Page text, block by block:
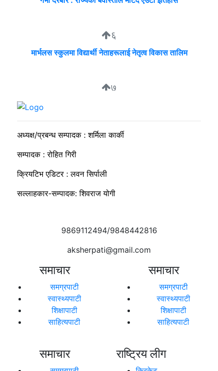
६
मार्भलस स्कुलमा विद्यार्थी नेताहरूलाई नेतृत्व विकास तालिम
७
सुदीप्ता क्यान्सर सर्भाइभर र्याम्प शो : जीवनले मृत्युलाई जितेको उत्सव
अध्यक्ष/प्रबन्ध सम्पादक : शर्मिला कार्की
सम्पादक : रोहित गिरी
क्रियटिभ एडिटर : लवन सिर्पाली
सल्लाहकार-सम्पादक: शिवराज योगी
9869112494/9848442816
aksherpati@gmail.com
समाचार
समग्रपाटी
स्वास्थ्यपाटी
शिक्षापाटी
साहित्यपाटी
समाचार
समग्रपाटी
स्वास्थ्यपाटी
शिक्षापाटी
साहित्यपाटी
समाचार राष्ट्रिय लीग